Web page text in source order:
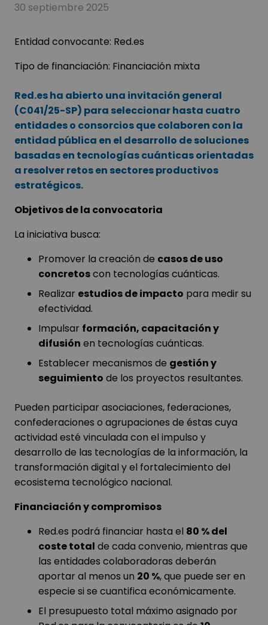
30 septiembre 2025
Entidad convocante: Red.es
Tipo de financiación: Financiación mixta
Red.es ha abierto una invitación general
(C041/25-SP) para seleccionar hasta cuatro
entidades o consorcios que colaboren con la
entidad pública en el desarrollo de soluciones
basadas en tecnologías cuánticas orientadas
a resolver retos en sectores productivos
estratégicos.
Objetivos de la convocatoria
La iniciativa busca:
Promover la creación de casos de uso
concretoscon tecnologías cuánticas.
Realizar estudios de impacto para medir su
efectividad.
Impulsar formación, capacitación y
difusión en tecnologías cuánticas.
Establecer mecanismos de gestión y
seguimiento de los proyectos resultantes.
Pueden participar asociaciones, federaciones,
confederaciones o agrupaciones de éstas cuya
actividad esté vinculada con el impulso y
desarrollo de las tecnologías de la información, la
transformación digital y el fortalecimiento del
ecosistema tecnológico nacional.
Financiación y compromisos
Red.es podrá financiar hasta el 80 % del
coste total de cada convenio, mientras que
las entidades colaboradoras deberán
aportar al menos un 20 %, que puede ser en
especie si se cuantifica económicamente.
El presupuesto total máximo asignado por